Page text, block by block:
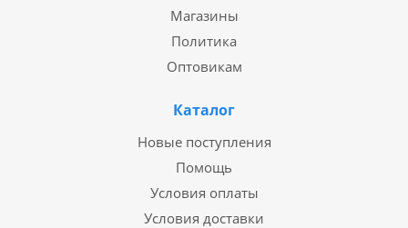
Магазины
Политика
Оптовикам
Каталог
Новые поступления
Помощь
Условия оплаты
Условия доставки